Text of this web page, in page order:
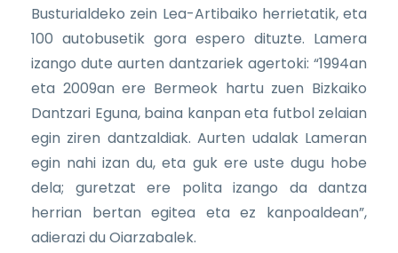
Busturialdeko zein Lea-Artibaiko herrietatik, eta
100 autobusetik gora espero dituzte. Lamera
izango dute aurten dantzariek agertoki: “1994an
eta 2009an ere Bermeok hartu zuen Bizkaiko
Dantzari Eguna, baina kanpan eta futbol zelaian
egin ziren dantzaldiak. Aurten udalak Lameran
egin nahi izan du, eta guk ere uste dugu hobe
dela; guretzat ere polita izango da dantza
herrian bertan egitea eta ez kanpoaldean”,
adierazi du Oiarzabalek.